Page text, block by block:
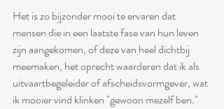
Het is zo bijzonder mooi te ervaren dat
mensen die in een laatste fase van hun leven
zijn aangekomen, of deze van heel dichtbij
meemaken, het oprecht waarderen dat ik als
uitvaartbegeleider of afscheidsvormgever, wat
ik mooier vind klinken "gewoon mezelf ben."